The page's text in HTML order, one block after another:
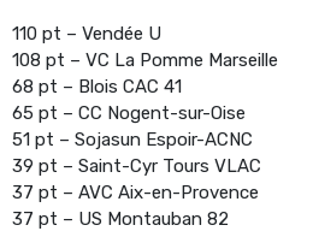
110 pt – Vendée U
108 pt – VC La Pomme Marseille
68 pt – Blois CAC 41
65 pt – CC Nogent-sur-Oise
51 pt – Sojasun Espoir-ACNC
39 pt – Saint-Cyr Tours VLAC
37 pt – AVC Aix-en-Provence
37 pt – US Montauban 82